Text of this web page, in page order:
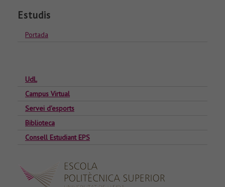
Estudis
Portada
UdL
Campus Virtual
Servei d'esports
Biblioteca
Consell Estudiant EPS